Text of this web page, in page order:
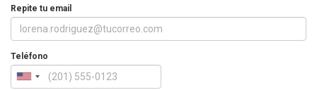
Repite tu email
Teléfono